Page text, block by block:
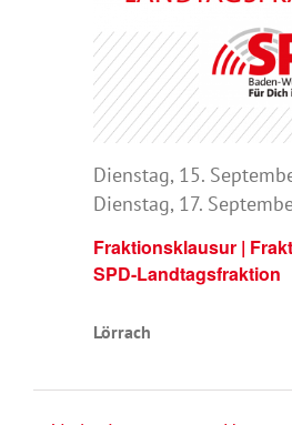
Fraktionsklausur |
SPD-Landtagsfraktion
Dienstag, 15.
Dienstag, 17.
Lörrach